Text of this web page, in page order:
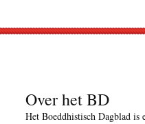
Over het BD
Het Boeddhistisch Dagblad